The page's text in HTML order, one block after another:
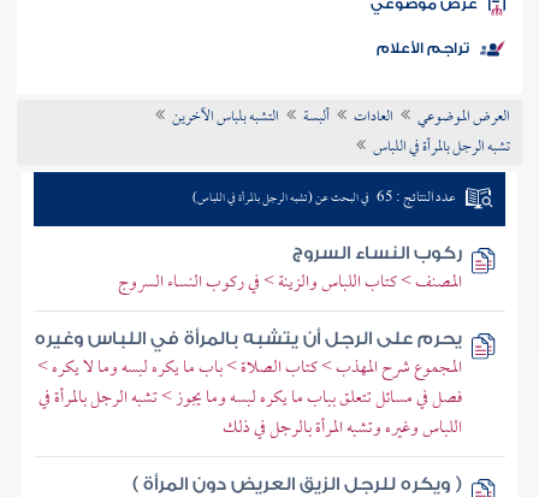
الكتب
موضوعي
تراجم الأعلام
العرض الموضوعي العادات ألبسة
التشبه بلباس الآخرين
تشبه الرجل بالمرأة في اللباس
عدد النتائج : 65 في البحث عن (تشبه الرجل بالمرأة في اللباس)
ركوب النساء السروج
المصنف > كتاب اللباس والزينة > في ركوب النساء السروج
يحرم على الرجل أن يتشبه بالمرأة في اللباس وغيره
المجموع شرح المهذب > كتاب الصلاة > باب ما يكره لبسه وما لا يكره >
فصل في مسائل تتعلق بباب ما يكره لبسه وما يجوز > تشبه الرجل بالمرأة في
اللباس وغيره وتشبه المرأة بالرجل في ذلك
( ويكره للرجل الزيق العريض دون المرأة )